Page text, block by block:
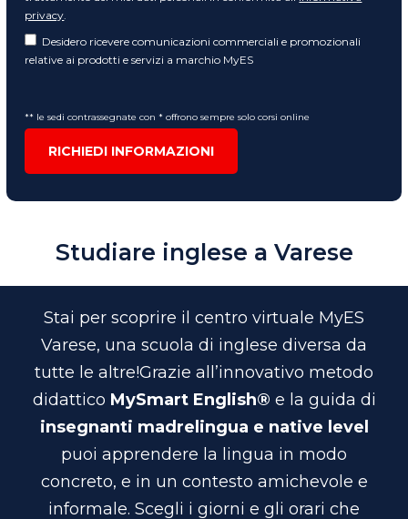
privacy.
Desidero ricevere comunicazioni commerciali e promozionali
relative ai prodotti e servizi a marchio MyES
** le sedi contrassegnate con * offrono sempre solo corsi online
RICHIEDI INFORMAZIONI
Studiare inglese a Varese
Stai per scoprire il centro virtuale MyES
Varese, una scuola di inglese diversa da
tutte le altre!Grazie all’innovativo metodo
didattico MySmart English® e la guida di
insegnanti madrelingua e native level
puoi apprendere la lingua in modo
concreto, e in un contesto amichevole e
informale. Scegli i giorni e gli orari che